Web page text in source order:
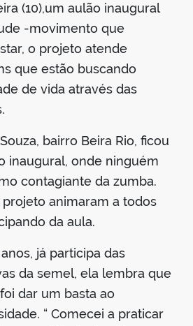
(10),um aulão inaugural
-movimento que
o projeto atende
que estão buscando
de vida através das
bairro Beira Rio, ficou
inaugural, onde ninguém
contagiante da zumba.
animaram a todos
da aula.
já participa das
da semel, ela lembra que
dar um basta ao
“ Comecei a praticar